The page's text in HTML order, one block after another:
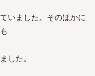
いました。そのほかに
した。